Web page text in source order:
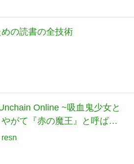
の読書の全技術
Online ~吸血鬼少女と
がて『赤の魔王』と呼ばれ
りました~(12) (KCデラック
resn